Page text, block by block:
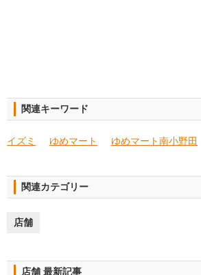
関連キーワード
イズミ ゆめマート ゆめマート南小野田
関連カテゴリー
店舗
店舗 最新記事